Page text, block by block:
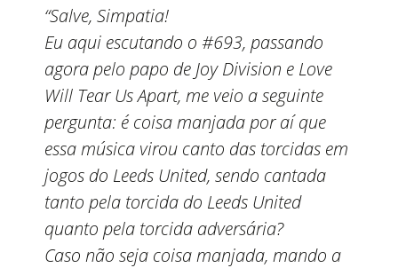
“Salve, Simpatia!
Eu aqui escutando o #693, passando
agora pelo papo de Joy Division e Love
Will Tear Us Apart, me veio a seguinte
pergunta: é coisa manjada por aí que
essa música virou canto das torcidas em
jogos do Leeds United, sendo cantada
tanto pela torcida do Leeds United
quanto pela torcida adversária?
Caso não seja coisa manjada, mando a